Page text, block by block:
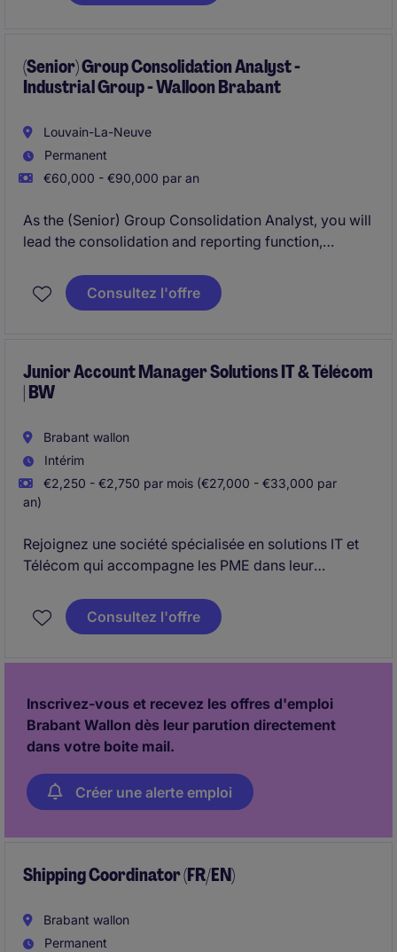
(Senior) Group Consolidation Analyst -
Industrial Group - Walloon Brabant
Louvain-La-Neuve
Permanent
€60,000 - €90,000 par an
As the (Senior) Group Consolidation Analyst, you will
lead the consolidation and reporting function,
accuracy, consistency and timeliness of group
accounts.
Consultez l'offre
Junior Account Manager Solutions IT & Télécom
| BW
Brabant wallon
Intérim
€2,250 - €2,750 par mois (€27,000 - €33,000 par
an)
Rejoignez une société spécialisée en solutions IT et
Télécom qui accompagne les PME dans leur
vous développerez un portefeuille clients tout en
proposant des solutions innovantes en cloud,
Consultez l'offre
Inscrivez-vous et recevez les offres d'emploi
Brabant Wallon dès leur parution directement
dans votre boite mail.
Créer une alerte emploi
Shipping Coordinator (FR/EN)
Brabant wallon
Permanent